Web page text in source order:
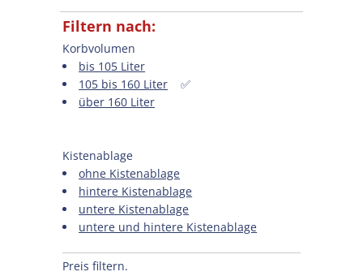
Filtern nach:
Korbvolumen
bis 105 Liter
105 bis 160 Liter ✅
über 160 Liter
Kistenablage
ohne Kistenablage
hintere Kistenablage
untere Kistenablage
untere und hintere Kistenablage
Preis filtern.